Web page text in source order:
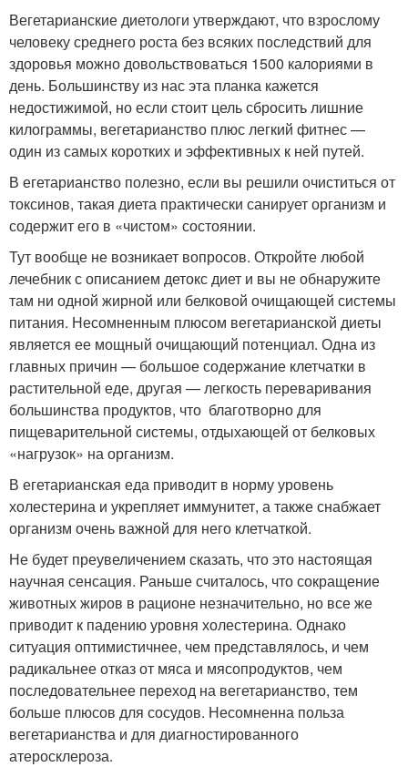
Вегетарианские диетологи утверждают, что взрослому
человеку среднего роста без всяких последствий для
здоровья можно довольствоваться 1500 калориями в
день. Большинству из нас эта планка кажется
недостижимой, но если стоит цель сбросить лишние
килограммы, вегетарианство плюс легкий фитнес —
один из самых коротких и эффективных к ней путей.
В егетарианство полезно, если вы решили очиститься от
токсинов, такая диета практически санирует организм и
содержит его в «чистом» состоянии.
Тут вообще не возникает вопросов. Откройте любой
лечебник с описанием детокс диет и вы не обнаружите
там ни одной жирной или белковой очищающей системы
питания. Несомненным плюсом вегетарианской диеты
является ее мощный очищающий потенциал. Одна из
главных причин — большое содержание клетчатки в
растительной еде, другая — легкость переваривания
большинства продуктов, что благотворно для
пищеварительной системы, отдыхающей от белковых
«нагрузок» на организм.
В егетарианская еда приводит в норму уровень
холестерина и укрепляет иммунитет, а также снабжает
организм очень важной для него клетчаткой.
Не будет преувеличением сказать, что это настоящая
научная сенсация. Раньше считалось, что сокращение
животных жиров в рационе незначительно, но все же
приводит к падению уровня холестерина. Однако
ситуация оптимистичнее, чем представлялось, и чем
радикальнее отказ от мяса и мясопродуктов, чем
последовательнее переход на вегетарианство, тем
больше плюсов для сосудов. Несомненна польза
вегетарианства и для диагностированного
атеросклероза.